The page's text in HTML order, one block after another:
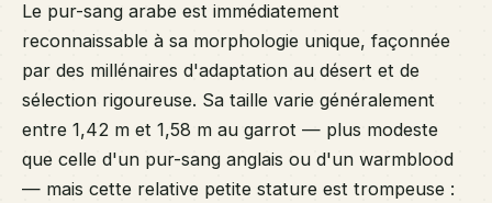
Le pur-sang arabe est immédiatement
reconnaissable à sa morphologie unique, façonnée
par des millénaires d'adaptation au désert et de
sélection rigoureuse. Sa taille varie généralement
entre 1,42 m et 1,58 m au garrot — plus modeste
que celle d'un pur-sang anglais ou d'un warmblood
— mais cette relative petite stature est trompeuse :